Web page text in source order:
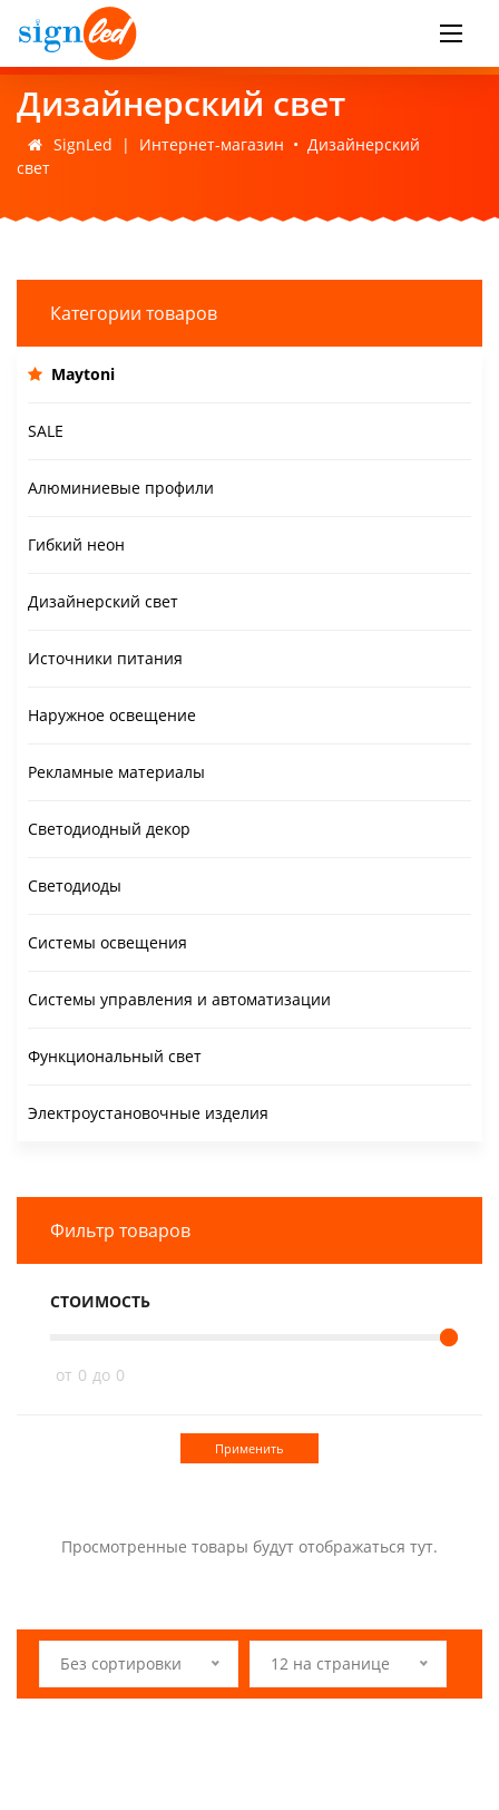
Дизайнерский свет
SignLed | Интернет-магазин • Дизайнерский
свет
Категории товаров
Maytoni
SALE
Алюминиевые профили
Гибкий неон
Дизайнерский свет
Источники питания
Наружное освещение
Рекламные материалы
Светодиодный декор
Светодиоды
Системы освещения
Системы управления и автоматизации
Функциональный свет
Электроустановочные изделия
Фильтр товаров
СТОИМОСТЬ
от 0 до 0
Применить
Просмотренные товары будут отображаться тут.
Без сортировки 12 на странице